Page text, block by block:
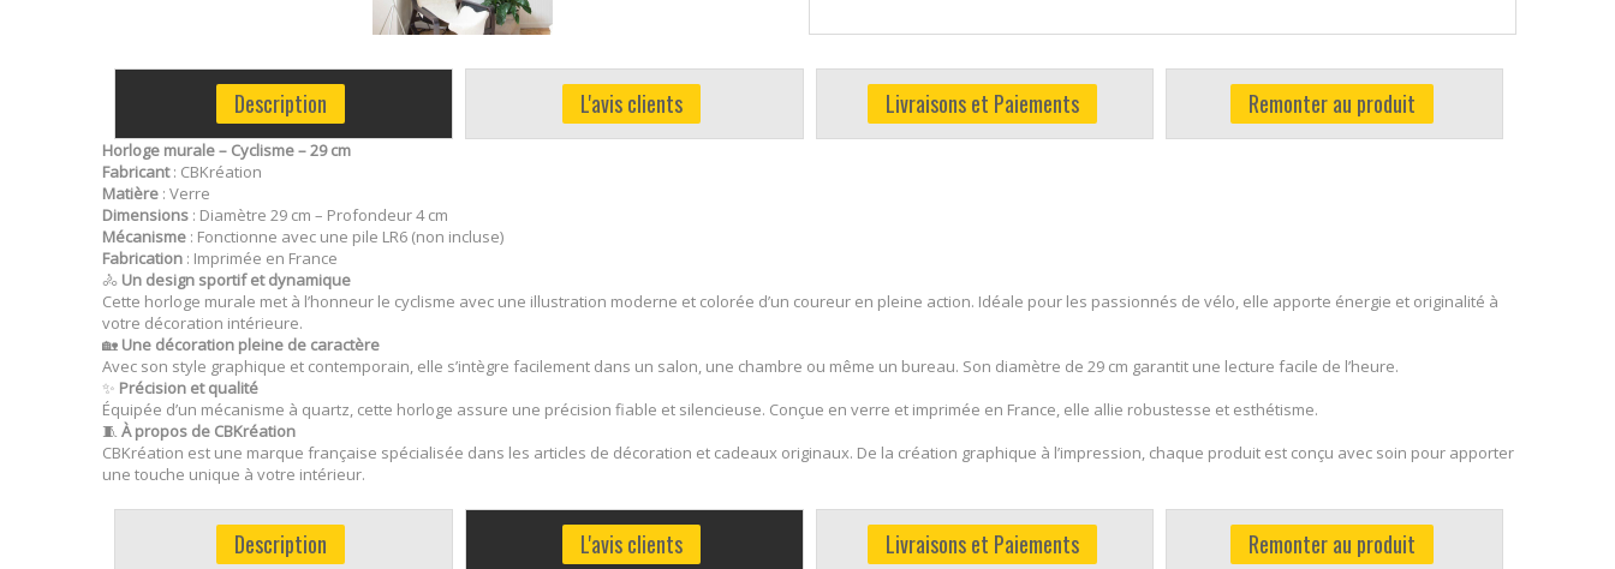
Description L'avis clients Livraisons et Paiements Remonter au produit
Horloge murale – Cyclisme – 29 cm
Fabricant: CBKréation
Matière : Verre
Dimensions : Diamètre 29 cm – Profondeur 4 cm
Mécanisme : Fonctionne avec une pile LR6 (non incluse)
Fabrication : Imprimée en France
🚴 Un design sportif et dynamique
Cette horloge murale met à l’honneur le cyclisme avec une illustration moderne et colorée d’un coureur en pleine action. Idéale pour les passionnés de vélo, elle apporte énergie et originalité à
votre décoration intérieure.
🏡 Une décoration pleine de caractère
Avec son style graphique et contemporain, elle s’intègre facilement dans un salon, une chambre ou même un bureau. Son diamètre de 29 cm garantit une lecture facile de l’heure.
✨ Précision et qualité
Équipée d’un mécanisme à quartz, cette horloge assure une précision fiable et silencieuse. Conçue en verre et imprimée en France, elle allie robustesse et esthétisme.
🧵 À propos de CBKréation
CBKréation est une marque française spécialisée dans les articles de décoration et cadeaux originaux. De la création graphique à l’impression, chaque produit est conçu avec soin pour apporter
une touche unique à votre intérieur.
Description L'avis clients Livraisons et Paiements Remonter au produit